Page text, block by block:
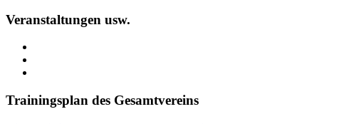
Veranstaltungen usw.
Trainingsplan des Gesamtvereins